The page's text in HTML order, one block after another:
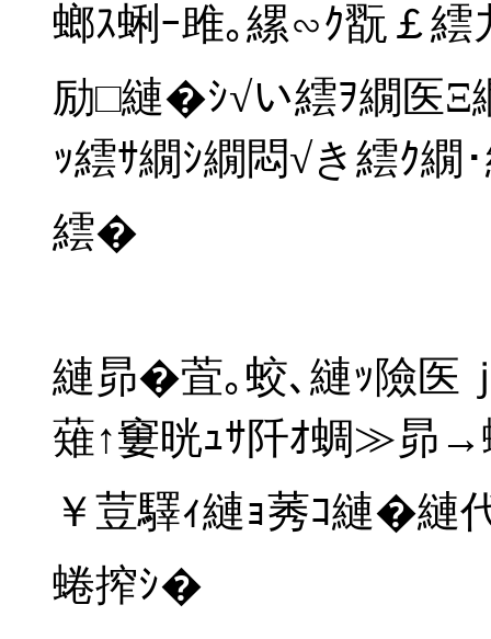
螂ｽ蜊ｰ雎｡縲∽ｸ翫￡繧
励□縺�ｼ√い繧ｦ繝医Ξ
ｯ繧ｻ繝ｼ繝悶√き繧ｸ
繧�
縺昴�萓｡蛟､縺ｯ險医
薙↑窶晄ｭｻ阡ｵ蜩≫昴
￥荳驛ｨ縺ｮ莠ｺ縺�
蜷搾ｼ�